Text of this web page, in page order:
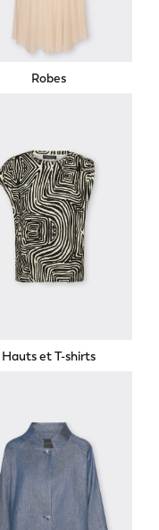
Robes
Hauts et T-shirts